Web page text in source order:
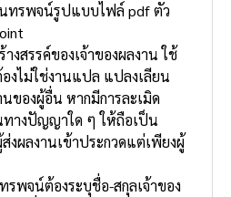
ทรพจน์รูปแบบไฟล์ pdf ตัว
งสรรค์ของเจ้าของผลงาน ใช้
งไม่ใช่งานแปล แปลงเลียน
ของผู้อื่น หากมีการละเมิด
างปัญญาใด ๆ ให้ถือเป็น
งผลงานเข้าประกวดแต่เพียงผู้
พจน์ต้องระบุชื่อ-สกุลเจ้าของ